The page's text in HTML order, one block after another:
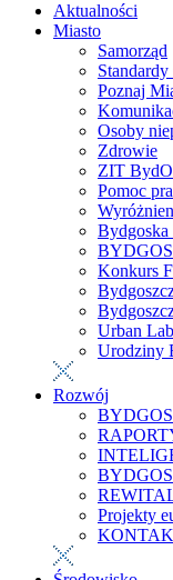
Aktualności
Miasto
Samorząd
Poznaj
Osoby
Zdrowie
ZIT
Pomoc
Bydgoska
Konkurs
Urban
Urodziny
Rozwój
Projekty